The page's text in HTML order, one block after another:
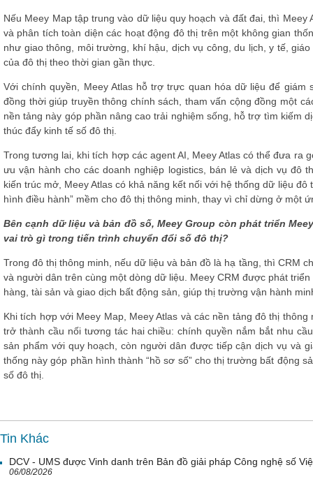
Nếu Meey Map tập trung vào dữ liệu quy hoạch và đất đai, thì
và phân tích toàn diện các hoạt động đô thị trên một không gian
như giao thông, môi trường, khí hậu, dịch vụ công, du lịch, y tế,
của đô thị theo thời gian gần thực.
Với chính quyền, Meey Atlas hỗ trợ trực quan hóa dữ liệu để
đồng thời giúp truyền thông chính sách, tham vấn cộng đồng một
nền tảng này góp phần nâng cao trải nghiệm sống, hỗ trợ tìm kiếm
thúc đẩy kinh tế số đô thị.
Trong tương lai, khi tích hợp các agent AI, Meey Atlas có thể đưa ra
ưu vận hành cho các doanh nghiệp logistics, bán lẻ và dịch vụ đô
kiến trúc mở, Meey Atlas có khả năng kết nối với hệ thống dữ liệu
hình điều hành” mềm cho đô thị thông minh, thay vì chỉ dừng ở một
Bên cạnh dữ liệu và bản đồ số, Meey Group còn phát triển
vai trò gì trong tiến trình chuyển đổi số đô thị?
Trong đô thị thông minh, nếu dữ liệu và bản đồ là hạ tầng, thì CRM
và người dân trên cùng một dòng dữ liệu. Meey CRM được phát
hàng, tài sản và giao dịch bất động sản, giúp thị trường vận hành
Khi tích hợp với Meey Map, Meey Atlas và các nền tảng đô thị
trở thành cầu nối tương tác hai chiều: chính quyền nắm bắt nhu
sản phẩm với quy hoạch, còn người dân được tiếp cận dịch vụ và
thống này góp phần hình thành “hồ sơ số” cho thị trường bất động
số đô thị.
Tin Khác
DCV - UMS được Vinh danh trên Bản đồ giải pháp Công nghệ số
06/08/2026